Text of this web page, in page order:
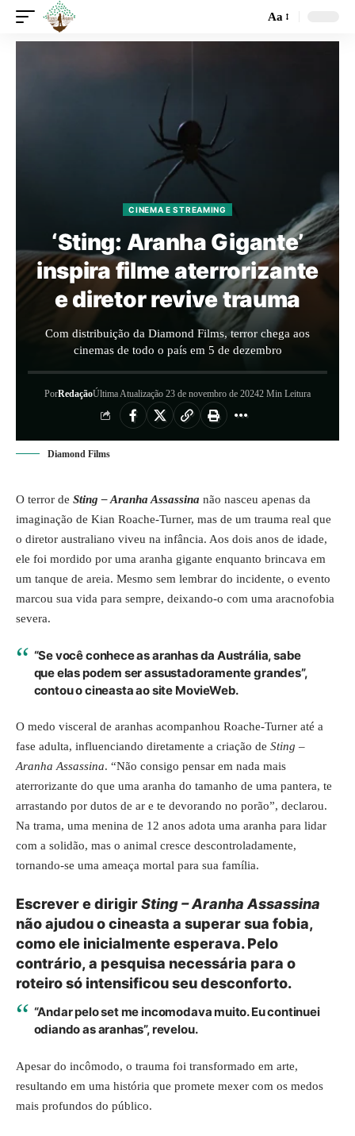
Aa
CINEMA E STREAMING
‘Sting: Aranha Gigante’
inspira filme aterrorizante
e diretor revive trauma
Com distribuição da Diamond Films, terror chega aos
cinemas de todo o país em 5 de dezembro
PorRedaçãoÚltima Atualização 23 de novembro de 20242 Min Leitura
Diamond Films
O terror de Sting – Aranha Assassina não nasceu apenas da
imaginação de Kian Roache-Turner, mas de um trauma real que
o diretor australiano viveu na infância. Aos dois anos de idade,
ele foi mordido por uma aranha gigante enquanto brincava em
um tanque de areia. Mesmo sem lembrar do incidente, o evento
marcou sua vida para sempre, deixando-o com uma aracnofobia
severa.
“Se você conhece as aranhas da Austrália, sabe
que elas podem ser assustadoramente grandes”,
contou o cineasta ao site MovieWeb.
O medo visceral de aranhas acompanhou Roache-Turner até a
fase adulta, influenciando diretamente a criação de Sting –
Aranha Assassina. “Não consigo pensar em nada mais
aterrorizante do que uma aranha do tamanho de uma pantera, te
arrastando por dutos de ar e te devorando no porão”, declarou.
Na trama, uma menina de 12 anos adota uma aranha para lidar
com a solidão, mas o animal cresce descontroladamente,
tornando-se uma ameaça mortal para sua família.
Escrever e dirigirSting – Aranha Assassina
não ajudou o cineasta a superar sua fobia,
como ele inicialmente esperava. Pelo
contrário, a pesquisa necessária para o
roteiro só intensificou seu desconforto.
“Andar pelo set me incomodava muito. Eu continuei
odiando as aranhas”, revelou.
Apesar do incômodo, o trauma foi transformado em arte,
resultando em uma história que promete mexer com os medos
mais profundos do público.